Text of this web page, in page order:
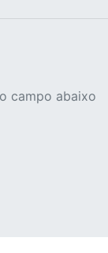
campo abaixo